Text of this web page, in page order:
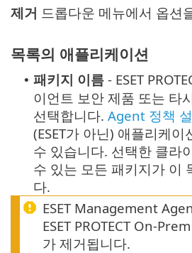
제거 드롭다운 메뉴에서 옵션
목록의 애플리케이션
• 패키지 이름 - ESET
이언트 보안 제품 또는 타
선택합니다. Agent 정책
(ESET가 아닌) 애플리케
수 있습니다. 선택한 클라
수 있는 모든 패키지가 이
다.
ESET Management
ESET PROTECT On-
가 제거됩니다.